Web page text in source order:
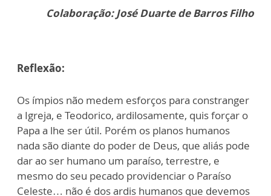
Colaboração: José Duarte de Barros Filho
Reflexão:
Os ímpios não medem esforços para constranger
a Igreja, e Teodorico, ardilosamente, quis forçar o
Papa a lhe ser útil. Porém os planos humanos
nada são diante do poder de Deus, que aliás pode
dar ao ser humano um paraíso, terrestre, e
mesmo do seu pecado providenciar o Paraíso
Celeste… não é dos ardis humanos que devemos